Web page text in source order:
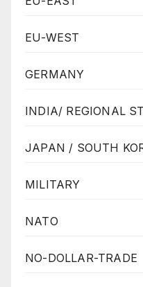
EU-WEST
GERMANY
INDIA/ REGIONAL
JAPAN / SOUTH
MILITARY
NATO
NO-DOLLAR-TRADE